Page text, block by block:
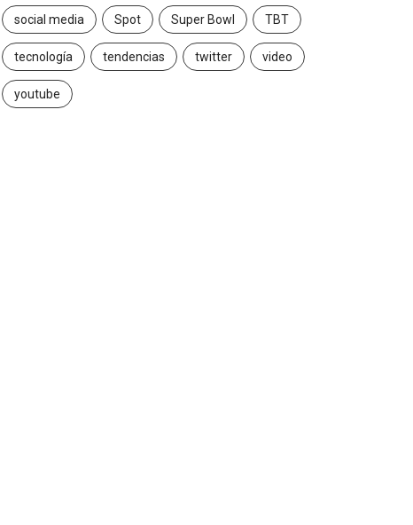
social media Spot Super Bowl TBT
tecnología tendencias twitter video
youtube